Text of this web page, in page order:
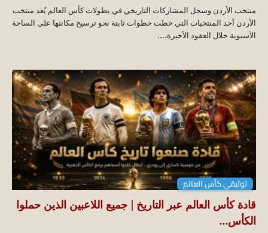
منتخب الأردن وسجل المشاركات التاريخي في بطولات كأس العالم يُعد منتخب
الأردن أحد المنتخبات التي خطت خطوات ثابتة نحو ترسيخ مكانتها على الساحة
الآسيوية خلال العقود الأخيرة،...
توثيقي كأس العالم
قادة كأس العالم عبر التاريخ | جميع اللاعبين الذين حملوا
الكأس...